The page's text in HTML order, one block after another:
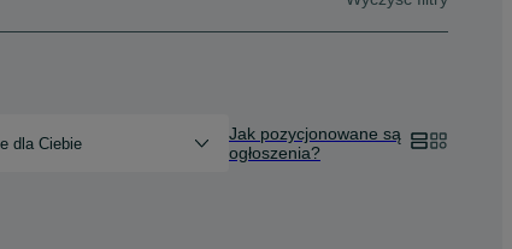
dla Ciebie
Jak pozycjonowane są
ogłoszenia?